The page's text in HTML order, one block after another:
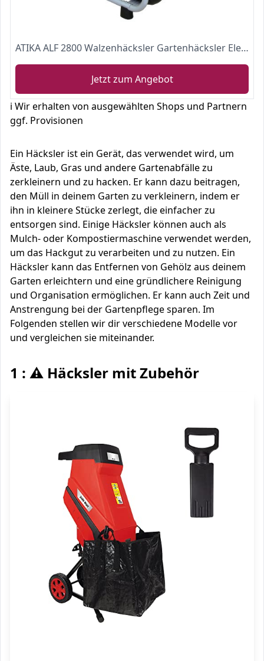
ATIKA ALF 2800 Walzenhäcksler Gartenhäcksler Elektrohäcksler | 230V | 2800W
Jetzt zum Angebot
ℹ️ Wir erhalten von ausgewählten Shops und Partnern
ggf. Provisionen
Ein Häcksler ist ein Gerät, das verwendet wird, um
Äste, Laub, Gras und andere Gartenabfälle zu
zerkleinern und zu hacken. Er kann dazu beitragen,
den Müll in deinem Garten zu verkleinern, indem er
ihn in kleinere Stücke zerlegt, die einfacher zu
entsorgen sind. Einige Häcksler können auch als
Mulch- oder Kompostiermaschine verwendet werden,
um das Hackgut zu verarbeiten und zu nutzen. Ein
Häcksler kann das Entfernen von Gehölz aus deinem
Garten erleichtern und eine gründlichere Reinigung
und Organisation ermöglichen. Er kann auch Zeit und
Anstrengung bei der Gartenpflege sparen. Im
Folgenden stellen wir dir verschiedene Modelle vor
und vergleichen sie miteinander.
1 : ⚠️ Häcksler mit Zubehör